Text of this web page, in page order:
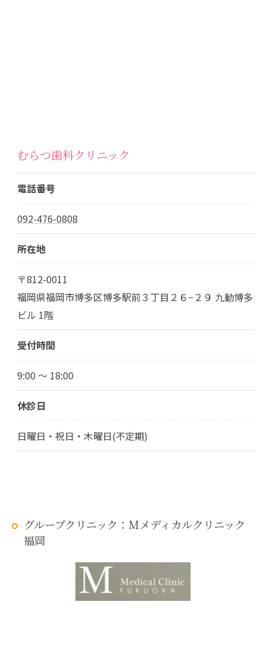
むらつ歯科クリニック
電話番号
092-476-0808
所在地
〒812-0011
福岡県福岡市博多区博多駅前３丁目２６−２９ 九勧博多
ビル 1階
受付時間
9:00 ～ 18:00
休診日
日曜日・祝日・木曜日(不定期)
グループクリニック：Mメディカルクリニック
福岡